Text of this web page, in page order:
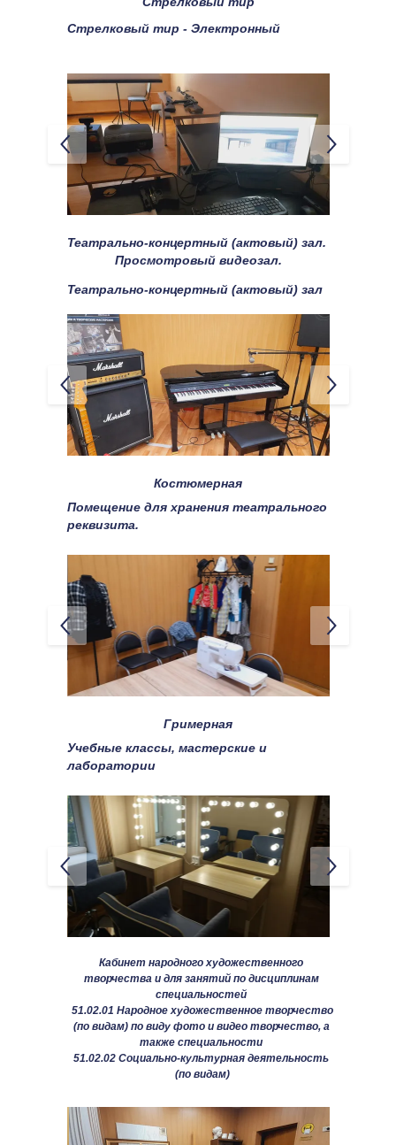
Стрелковый тир - Электронный
Театрально-концертный (актовый) зал.
Просмотровый видеозал.
Театрально-концертный (актовый) зал
Костюмерная
Помещение для хранения театрального
реквизита.
Гримерная
Учебные классы, мастерские и
лаборатории
Кабинет народного художественного
творчества и для занятий по дисциплинам
специальностей
51.02.01 Народное художественное творчество
(по видам) по виду фото и видео творчество, а
также специальности
51.02.02 Социально-культурная деятельность
(по видам)